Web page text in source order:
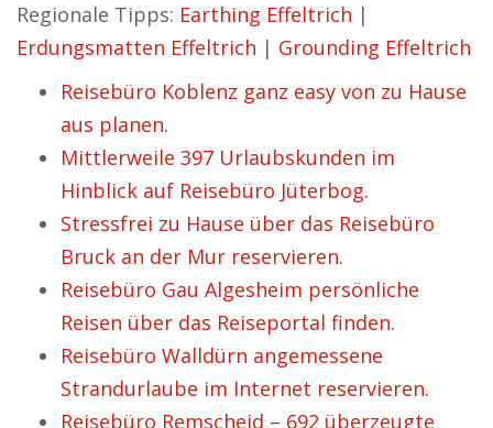
Regionale Tipps: Earthing Effeltrich |
Erdungsmatten Effeltrich | Grounding Effeltrich
Reisebüro Koblenz ganz easy von zu Hause
aus planen.
Mittlerweile 397 Urlaubskunden im
Hinblick auf Reisebüro Jüterbog.
Stressfrei zu Hause über das Reisebüro
Bruck an der Mur reservieren.
Reisebüro Gau Algesheim persönliche
Reisen über das Reiseportal finden.
Reisebüro Walldürn angemessene
Strandurlaube im Internet reservieren.
Reisebüro Remscheid – 692 überzeugte